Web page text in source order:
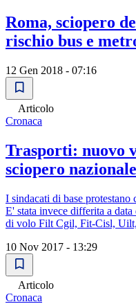
Roma, sciopero
rischio bus e
12 Gen 2018 - 07:16
Articolo
Cronaca
Trasporti: nuovo
sciopero nazionale
I sindacati di base
E' stata invece differita a
di volo Filt Cgil, Fit-Cisl,
10 Nov 2017 - 13:29
Articolo
Cronaca